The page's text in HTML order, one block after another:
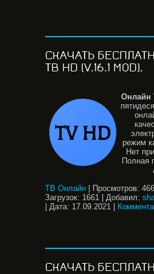
СКАЧАТЬ
ТВ HD (V.16.1 MOD).
Онлайн
режим
Нет
Полная
ТВ Онлайн
Просмотров:
Загрузок: 1661 Добавил:
Дата: 17.09.2021
СКАЧАТЬ